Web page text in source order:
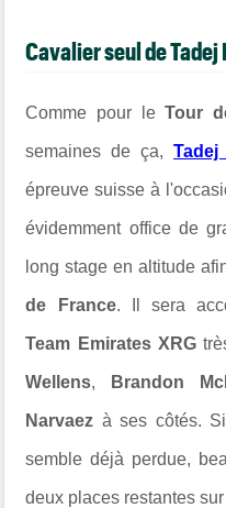
Cavalier seul de Tadej
Comme pour leTour
semaines de ça,Tadej
épreuve suisse à
évidemment office de
long stage en altitude
de France. Il sera
Team Emirates XRG
Wellens, Brandon
Narvaez à ses côtés.
semble déjà perdue,
deux places restantes